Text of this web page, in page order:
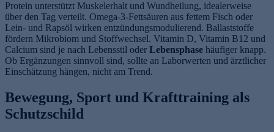
Protein unterstützt Muskelerhalt und Wundheilung, idealerweise
über den Tag verteilt. Omega-3-Fettsäuren aus fettem Fisch oder
Lein- und Rapsöl wirken entzündungsmodulierend. Ballaststoffe
fördern Mikrobiom und Stoffwechsel. Vitamin D, Vitamin B12 und
Calcium sind je nach Lebensstil oder Lebensphase häufiger knapp.
Ob Ergänzungen sinnvoll sind, sollte an Laborwerten und ärztlicher
Einschätzung hängen, nicht am Trend.
Bewegung, Sport und Krafttraining als
Schutzschild